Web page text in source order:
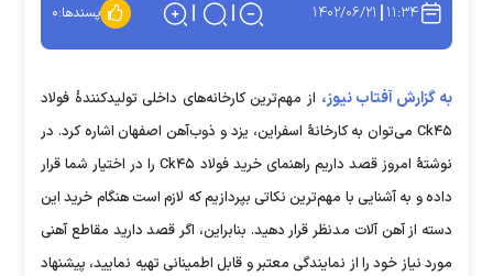
۱۱:۳۴ ۱۴۰۲/۰۶/۲۱ پسندها:۰
به گزارش آفتاب نیوز، از مهم‌ترین کارخانه‌های داخلی تولیدکنندۀ فولاد
Ck۴۵ می‌توان به کارخانۀ اسفراین، یزد و ذوب‌آهن اصفهان اشاره کرد. در
نوشتۀ امروز قصد داریم راهنمای خرید فولاد Ck۴۵ را در اختیار شما قرار
داده و به آشنایی با مهم‌ترین نکاتی بپردازیم که لازم است هنگام خرید این
دسته از آهن آلات مدنظر قرار دهید. بنابراین، اگر قصد دارید مقاطع آهنی
مورد نیاز خود را از نمایندگی معتبر و قابل اطمینانی تهیه نمایید، پیشنهاد